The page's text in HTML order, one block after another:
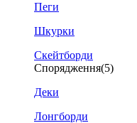
Пеги
Шкурки
Скейтборди
Спорядження(5)
Деки
Лонгборди